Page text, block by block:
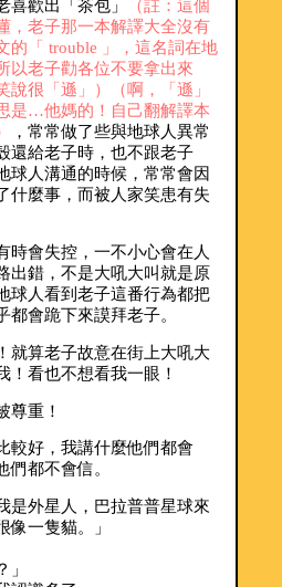
喜歡出「茶包」
（註：這個
，老子那一本解譯大全沒有
的「 trouble 」，這名詞在地
以老子勸各位不要拿出來
說很「遜」）（啊，「遜」
是…他媽的！自己翻解譯本
，常常做了些與地球人異常
還給老子時，也不跟老子
球人溝通的時候，常常會因
什麼事，而被人家笑患有失
時會失控，一不小心會在人
出錯，不是大吼大叫就是原
球人看到老子這番行為都把
會跪下來謨拜老子。
就算老子故意在街上大吼大
！看也不想看我一眼！
尊重！
較好，我講什麼他們都會
們都不會信。
是外星人，巴拉普普星球來
像一隻貓。」
」